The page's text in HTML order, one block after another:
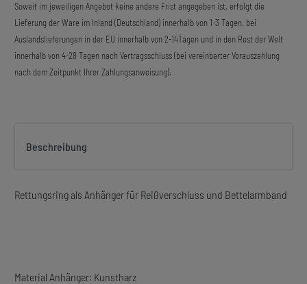
Soweit im jeweiligen Angebot keine andere Frist angegeben ist, erfolgt die
Lieferung der Ware im Inland (Deutschland) innerhalb von 1-3 Tagen, bei
Auslandslieferungen in der EU innerhalb von 2-14Tagen und in den Rest der Welt
innerhalb von 4-28 Tagen nach Vertragsschluss (bei vereinbarter Vorauszahlung
nach dem Zeitpunkt Ihrer Zahlungsanweisung).
Beschreibung
Rettungsring als Anhänger für Reißverschluss und Bettelarmband
Material Anhänger: Kunstharz